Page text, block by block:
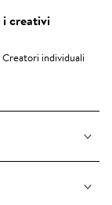
i creativi
Creatori individuali